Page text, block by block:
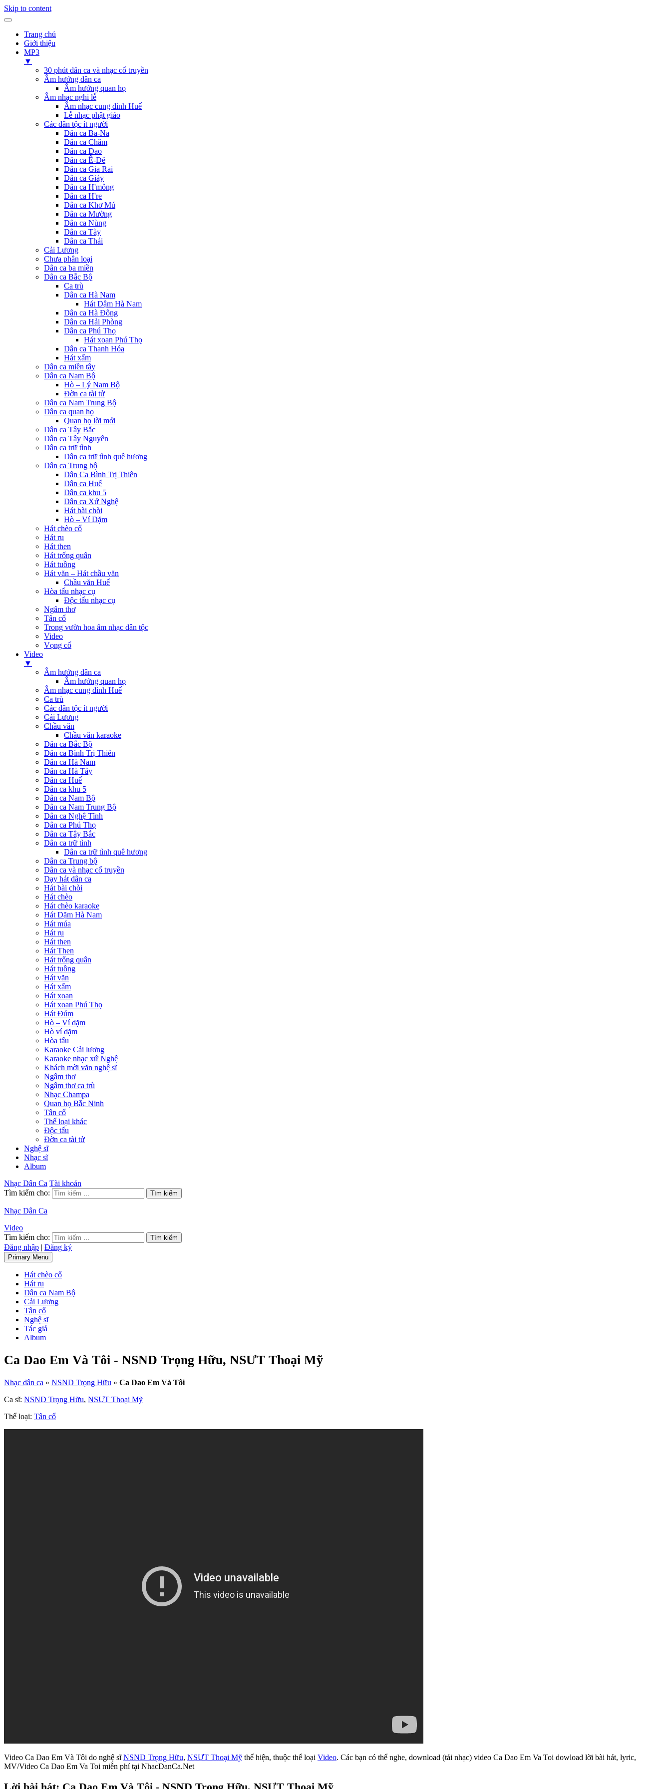
Skip to content
Trang chủ
Giới thiệu
MP3
▼
30 phút dân ca và nhạc cổ truyền
Âm hưởng dân ca
Âm hưởng quan họ
Âm nhạc nghi lễ
Âm nhạc cung đình Huế
Lễ nhạc phật giáo
Các dân tộc ít người
Dân ca Ba-Na
Dân ca Chăm
Dân ca Dao
Dân ca Ê-Đê
Dân ca Gia Rai
Dân ca Giáy
Dân ca H'mông
Dân ca H're
Dân ca Khơ Mú
Dân ca Mường
Dân ca Nùng
Dân ca Tày
Dân ca Thái
Cải Lương
Chưa phân loại
Dân ca ba miền
Dân ca Bắc Bộ
Ca trù
Dân ca Hà Nam
Hát Dậm Hà Nam
Dân ca Hà Đông
Dân ca Hải Phòng
Dân ca Phú Thọ
Hát xoan Phú Thọ
Dân ca Thanh Hóa
Hát xẩm
Dân ca miền tây
Dân ca Nam Bộ
Hò – Lý Nam Bộ
Đờn ca tài tử
Dân ca Nam Trung Bộ
Dân ca quan họ
Quan họ lời mới
Dân ca Tây Bắc
Dân ca Tây Nguyên
Dân ca trữ tình
Dân ca trữ tình quê hương
Dân ca Trung bộ
Dân Ca Bình Trị Thiên
Dân ca Huế
Dân ca khu 5
Dân ca Xứ Nghệ
Hát bài chòi
Hò – Ví Dặm
Hát chèo cổ
Hát ru
Hát then
Hát trống quân
Hát tuồng
Hát văn – Hát chầu văn
Chầu văn Huế
Hòa tấu nhạc cụ
Độc tấu nhạc cụ
Ngâm thơ
Tân cổ
Trong vườn hoa âm nhạc dân tộc
Video
Vọng cổ
Video
▼
Âm hưởng dân ca
Âm hưởng quan họ
Âm nhạc cung đình Huế
Ca trù
Các dân tộc ít người
Cải Lương
Chầu văn
Chầu văn karaoke
Dân ca Bắc Bộ
Dân ca Bình Trị Thiên
Dân ca Hà Nam
Dân ca Hà Tây
Dân ca Huế
Dân ca khu 5
Dân ca Nam Bộ
Dân ca Nam Trung Bộ
Dân ca Nghệ Tĩnh
Dân ca Phú Thọ
Dân ca Tây Bắc
Dân ca trữ tình
Dân ca trữ tình quê hương
Dân ca Trung bộ
Dân ca và nhạc cổ truyền
Dạy hát dân ca
Hát bài chòi
Hát chèo
Hát chèo karaoke
Hát Dặm Hà Nam
Hát múa
Hát ru
Hát then
Hát Then
Hát trống quân
Hát tuồng
Hát văn
Hát xẩm
Hát xoan
Hát xoan Phú Thọ
Hát Đúm
Hò – Ví dặm
Hò ví dặm
Hòa tấu
Karaoke Cải lương
Karaoke nhạc xứ Nghệ
Khách mời văn nghệ sĩ
Ngâm thơ
Ngâm thơ ca trù
Nhạc Champa
Quan họ Bắc Ninh
Tân cổ
Thể loại khác
Độc tấu
Đờn ca tài tử
Nghệ sĩ
Nhạc sĩ
Album
Nhạc Dân Ca Tài khoản
Tìm kiếm cho:
Nhạc Dân Ca
Video
Tìm kiếm cho:
Đăng nhập | Đăng ký
Primary Menu
Hát chèo cổ
Hát ru
Dân ca Nam Bộ
Cải Lương
Tân cổ
Nghệ sĩ
Tác giả
Album
Ca Dao Em Và Tôi - NSND Trọng Hữu, NSƯT Thoại Mỹ
Nhạc dân ca » NSND Trọng Hữu » Ca Dao Em Và Tôi
Ca sĩ: NSND Trọng Hữu, NSƯT Thoại Mỹ
Thể loại: Tân cổ
Video Ca Dao Em Và Tôi do nghệ sĩNSND Trọng Hữu, NSƯT Thoại Mỹ thể hiện, thuộc thể loại Video. Các bạn có thể nghe, download (tải nhạc) video Ca Dao Em Va Toi dowload lời bài hát, lyric,
MV/Video Ca Dao Em Va Toi miễn phí tại NhacDanCa.Net